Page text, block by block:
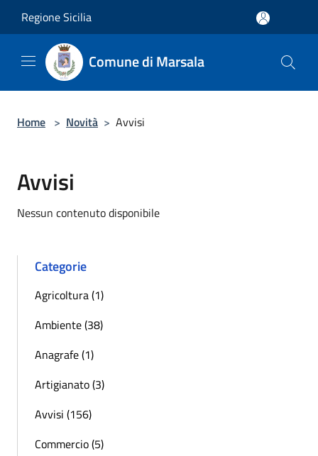
Regione Sicilia
Comune di Marsala
Home > Novità > Avvisi
Avvisi
Nessun contenuto disponibile
Categorie
Agricoltura (1)
Ambiente (38)
Anagrafe (1)
Artigianato (3)
Avvisi (156)
Commercio (5)